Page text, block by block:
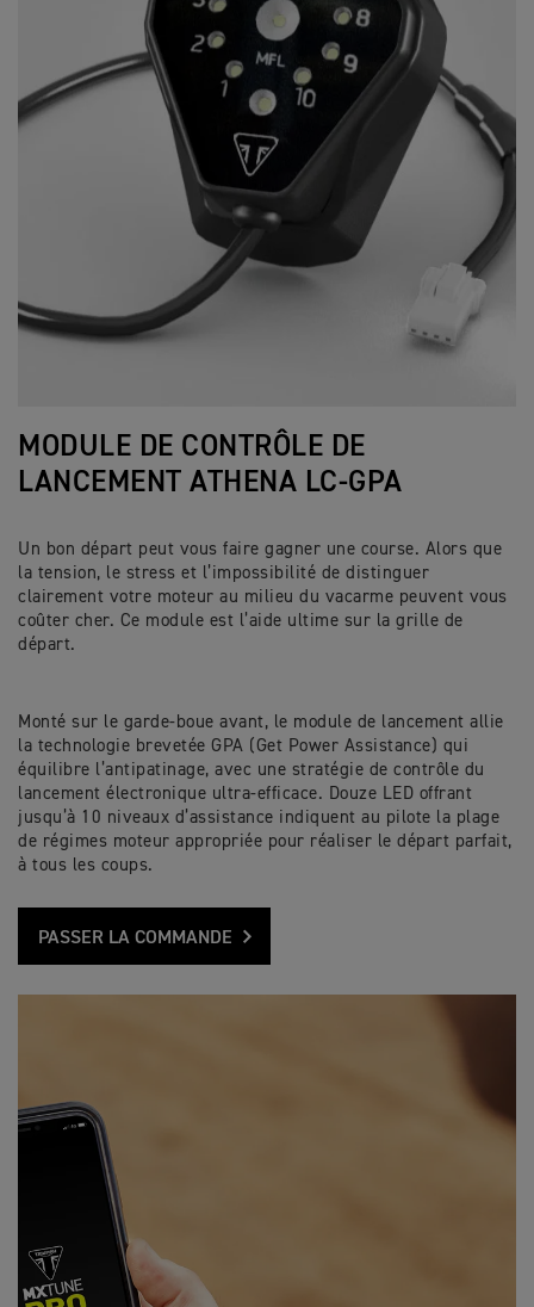
MODULE DE CONTRÔLE DE
LANCEMENT ATHENA LC-GPA
Un bon départ peut vous faire gagner une course. Alors que
la tension, le stress et l’impossibilité de distinguer
clairement votre moteur au milieu du vacarme peuvent vous
coûter cher. Ce module est l’aide ultime sur la grille de
départ.
Monté sur le garde-boue avant, le module de lancement allie
la technologie brevetée GPA (Get Power Assistance) qui
équilibre l’antipatinage, avec une stratégie de contrôle du
lancement électronique ultra-efficace. Douze LED offrant
jusqu’à 10 niveaux d’assistance indiquent au pilote la plage
de régimes moteur appropriée pour réaliser le départ parfait,
à tous les coups.
PASSER LA COMMANDE